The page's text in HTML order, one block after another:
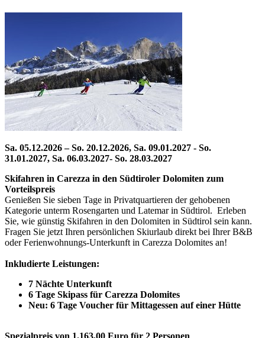
Sa. 05.12.2026 – So. 20.12.2026, Sa. 09.01.2027 - So.
31.01.2027, Sa. 06.03.2027- So. 28.03.2027
Skifahren in Carezza in den Südtiroler Dolomiten zum
Vorteilspreis
Genießen Sie sieben Tage in Privatquartieren der gehobenen
Kategorie unterm Rosengarten und Latemar in Südtirol. Erleben
Sie, wie günstig Skifahren in den Dolomiten in Südtirol sein kann.
Fragen Sie jetzt Ihren persönlichen Skiurlaub direkt bei Ihrer B&B
oder Ferienwohnungs-Unterkunft in Carezza Dolomites an!
Inkludierte Leistungen:
7 Nächte Unterkunft
6 Tage Skipass für Carezza Dolomites
Neu: 6 Tage Voucher für Mittagessen auf einer Hütte
Spezialpreis von 1.163,00 Euro für 2 Personen